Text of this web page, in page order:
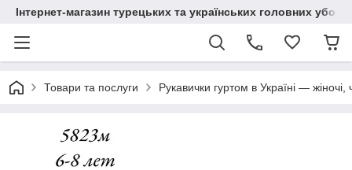
Інтернет-магазин турецьких та українських головних
Товари та послуги Рукавички гуртом в Україні — жіночі,